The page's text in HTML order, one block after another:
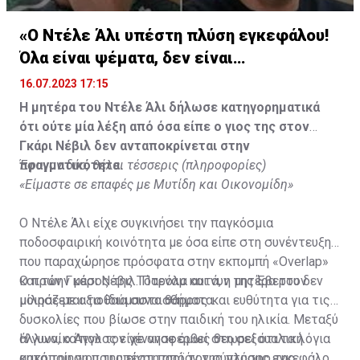
«Ο Ντέλε Άλι υπέστη πλύση εγκεφάλου!
Όλα είναι ψέματα, δεν είναι
υιοθετημένος»
16.07.2023 17:15
Η μητέρα του Ντέλε Άλι δήλωσε κατηγορηματικά
ότι ούτε μία λέξη από όσα είπε ο γιος της στον
Γκάρι Νέβιλ δεν ανταποκρίνεται στην
πραγματικότητα.
Έφυγαν δύο, θέλει τέσσερις (πληροφορίες)
«Είμαστε σε επαφές με Μυτίδη και Οικονομίδη»
Ο Ντέλε Άλι είχε συγκινήσει την παγκόσμια
ποδοσφαιρική κοινότητα με όσα είπε στη συνέντευξη
που παραχώρησε πρόσφατα στην εκπομπή «Overlap»
και τον Γκάρι Νέβιλ. Παρόλα αυτά, η μητέρα του δεν
μοιράζεται τα ίδια συναισθήματα.
Ο πρώην μέσος της Τότεναμ και νυν της Έβερτον
μίλησε με αξιοθαύμαστο θάρρος και ευθύτητα για τις
δυσκολίες που βίωσε στην παιδική του ηλικία. Μεταξύ
άλλων, ο Άγγλος είχε αναφερθεί στη σεξουαλική
Η γυναίκα που τον γέννησε όμως θεωρεί ότι τα λόγια